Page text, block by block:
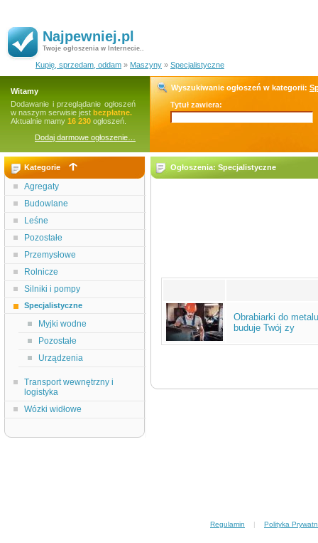
Najpewniej.pl
Twoje ogłoszenia w Internecie..
Kupię, sprzedam, oddam » Maszyny » Specjalistyczne
Witamy
Dodawanie i przeglądanie ogłoszeń
w naszym serwisie jest bezpłatne.
Aktualnie mamy 16 230 ogłoszeń.
Dodaj darmowe ogłoszenie…
Wyszukiwanie ogłoszeń w kategorii:
Tytuł zawiera:
Kategorie
Agregaty
Budowlane
Leśne
Pozostałe
Przemysłowe
Rolnicze
Silniki i pompy
Specjalistyczne
Myjki wodne
Pozostałe
Urządzenia
Transport wewnętrzny i
logistyka
Wózki widłowe
Ogłoszenia: Specjalistyczne
Obrabiarki do
buduje Twój zy
Regulamin | Polityka